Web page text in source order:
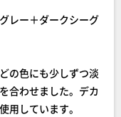
レー＋ダークシーグ
の色にも少しずつ淡
合わせました。デカ
用しています。